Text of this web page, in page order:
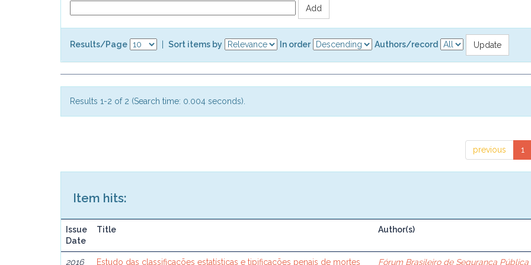
Results/Page Sort items by In order Authors/record
Results 1-2 of 2 (Search time: 0.004 seconds).
previous 1
Item hits:
Issue
Date
Title Author(s)
2016 Estudo das classificações estatísticas e tipificações penais de mortes Fórum Brasileiro de Segurança Pública